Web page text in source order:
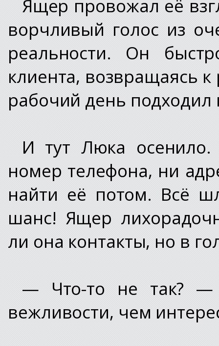
Ящер провожал её
ворчливый голос из
реальности. Он
клиента, возвращаясь
рабочий день подходил
И тут Люка
номер телефона, ни
найти её потом. Всё
шанс! Ящер
ли она контакты, но в
— Что-то не так? —
вежливости, чем